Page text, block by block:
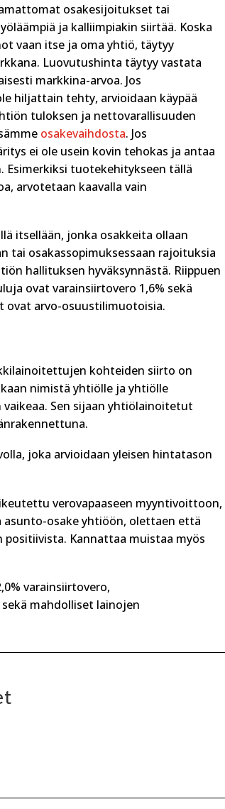
osakesijoitukset tai
ja kalliimpiakin siirtää. Koska
vaan itse ja oma yhtiö, täytyy
Luovutushinta täytyy vastata
markkina-arvoa. Jos
hiljattain tehty, arvioidaan käypää
tuloksen ja nettovarallisuuden
osakevaihdosta. Jos
ei ole usein kovin tehokas ja antaa
Esimerkiksi tuotekehitykseen tällä
arvotetaan kaavalla vain
itsellään, jonka osakkeita ollaan
tai osakassopimuksessaan rajoituksia
hallituksen hyväksynnästä. Riippuen
ovat varainsiirtovero 1,6% sekä
ovat arvo-osuustilimuotoisia.
kohteiden siirto on
nimistä yhtiölle ja yhtiölle
Sen sijaan yhtiölainoitetut
joka arvioidaan yleisen hintatason
verovapaaseen myyntivoittoon,
osake yhtiöön, olettaen että
Kannattaa muistaa myös
varainsiirtovero,
mahdolliset lainojen